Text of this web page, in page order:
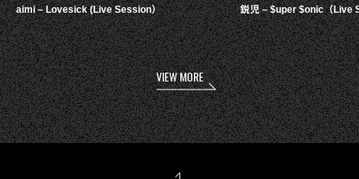
aimi – Lovesick (Live Session） 鋭児 – $uper $onic（Live
VIEW MORE